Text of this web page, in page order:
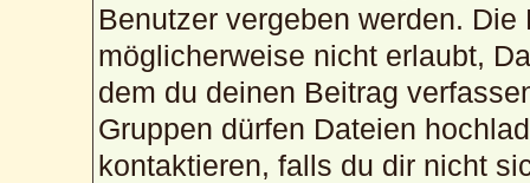
Benutzer vergeben werden.
möglicherweise nicht erlaubt,
dem du deinen Beitrag
Gruppen dürfen Dateien
kontaktieren, falls du dir nicht